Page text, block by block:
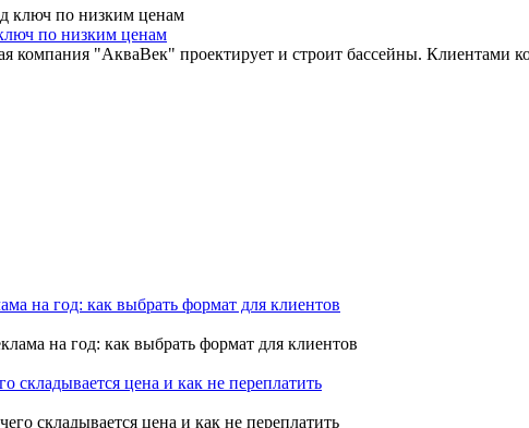
по низким ценам
компания "АкваВек" проектирует и строит бассейны. Клиентами
на год: как выбрать формат для клиентов
складывается цена и как не переплатить